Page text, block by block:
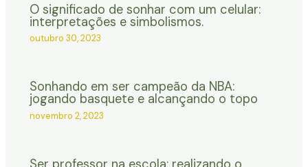
O significado de sonhar com um celular:
interpretações e simbolismos.
outubro 30, 2023
Sonhando em ser campeão da NBA:
jogando basquete e alcançando o topo
novembro 2, 2023